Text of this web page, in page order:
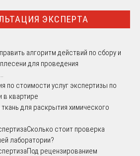
ЭКСПЕРТА
алгоритм действий по сбору и
для проведения
по стоимости услуг экспертизы по
в квартире
для раскрытия химического
Сколько стоит проверка
лаборатории?
Под рецензированием